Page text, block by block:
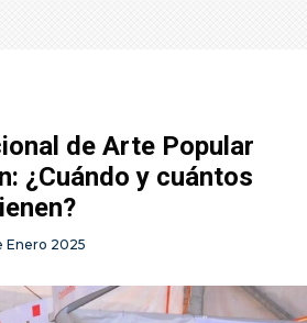
de Arte Popular
¿Cuándo y cuántos
Enero 2025